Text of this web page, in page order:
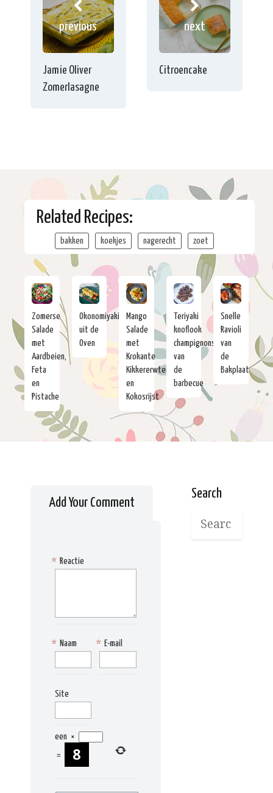
previous
Jamie Oliver
Zomerlasagne
next
Citroencake
Related Recipes:
bakken koekjes nagerecht zoet
Zomerse
Salade
met
Aardbeien,
Feta
en
Pistache
Okonomiyaki
uit de
Oven
Mango
Salade
met
Krokante
Kikkererwten
en
Kokosrijst
Teriyaki
knoflook
champignons
van
de
barbecue
Snelle
Ravioli
van
de
Bakplaat
Add Your Comment
Reactie
*
Naam
* E-mail
*
Site
een ×
=
Search